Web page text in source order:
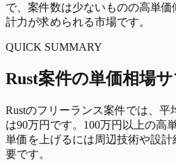
で、案件数は少ないものの高単
計力が求められる市場です。
QUICK SUMMARY
Rust案件の単価相場
Rustのフリーランス案件では、平
は90万円 です。100万円以上の高
単価を上げるには周辺技術や設
要です。